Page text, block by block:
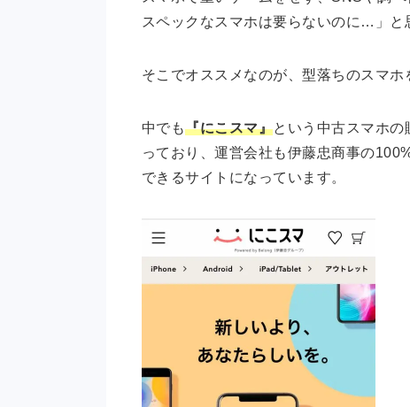
スペックなスマホは要らないのに…」と
そこでオススメなのが、型落ちのスマホ
中でも『にこスマ』という中古スマホ
っており、運営会社も伊藤忠商事の
できるサイトになっています。